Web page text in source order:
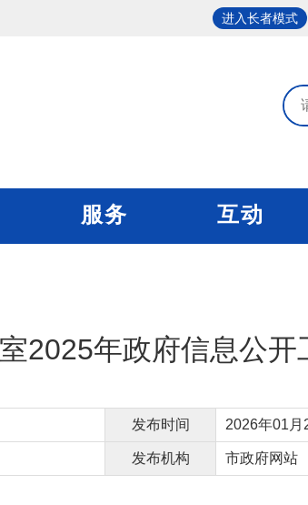
进入长者模式
服务 互动
2025年政府信息公开
发布时间 2026年01月
发布机构 市政府网站